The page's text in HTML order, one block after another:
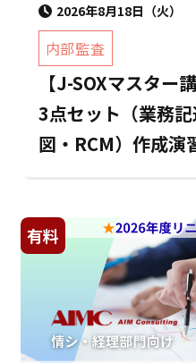
2026年8月18日（火）
内部監査
【J-SOXマスター講
3点セット（業務
図・RCM）作成演
有料